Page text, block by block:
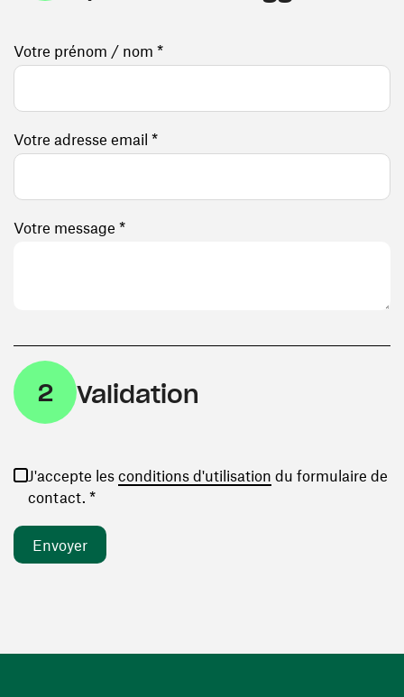
Votre prénom / nom *
Votre adresse email *
Votre message *
2 Validation
J'accepte les conditions d'utilisation (ouvre une
du formulaire de
contact. *